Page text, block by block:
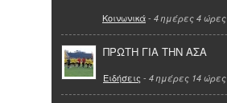
Κοινωνικά- 4 ημέρες 4 ώρες
ΠΡΩΤΗ ΓΙΑ ΤΗΝ ΑΣΑ
Ειδήσεις - 4 ημέρες 14 ώρες